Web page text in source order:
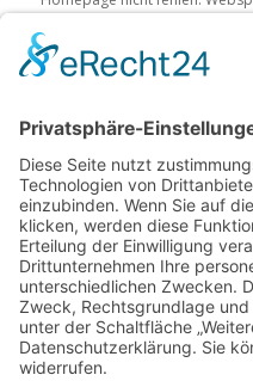
Mehr Infos
Kontakt